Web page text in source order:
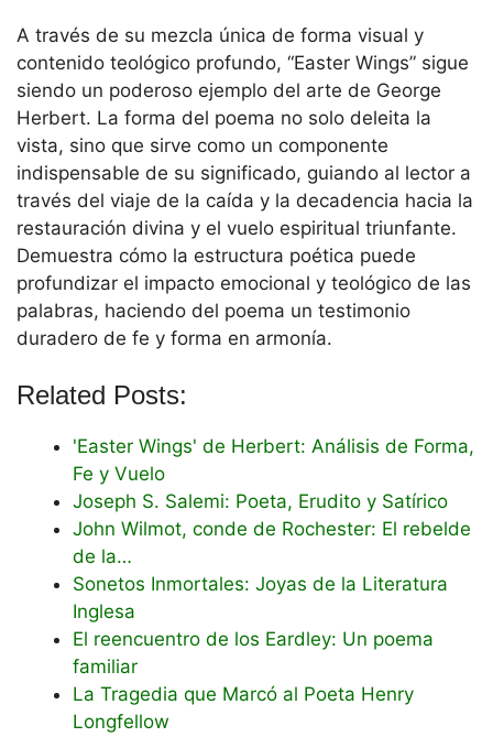
A través de su mezcla única de forma visual y
contenido teológico profundo, “Easter Wings” sigue
siendo un poderoso ejemplo del arte de George
Herbert. La forma del poema no solo deleita la
vista, sino que sirve como un componente
indispensable de su significado, guiando al lector a
través del viaje de la caída y la decadencia hacia la
restauración divina y el vuelo espiritual triunfante.
Demuestra cómo la estructura poética puede
profundizar el impacto emocional y teológico de las
palabras, haciendo del poema un testimonio
duradero de fe y forma en armonía.
Related Posts:
'Easter Wings' de Herbert: Análisis de Forma,
Fe y Vuelo
Joseph S. Salemi: Poeta, Erudito y Satírico
John Wilmot, conde de Rochester: El rebelde
de la…
Sonetos Inmortales: Joyas de la Literatura
Inglesa
El reencuentro de los Eardley: Un poema
familiar
La Tragedia que Marcó al Poeta Henry
Longfellow